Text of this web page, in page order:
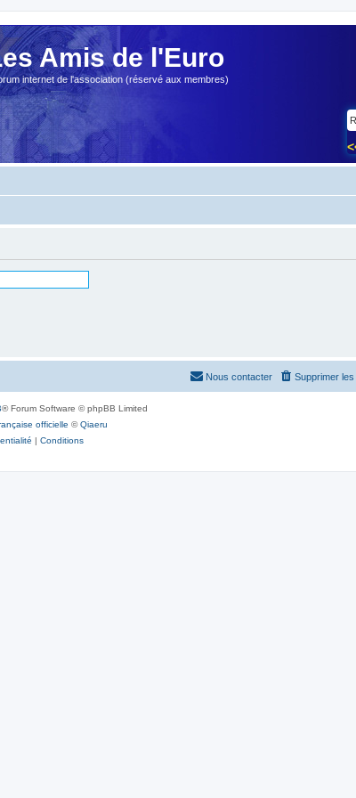
Amis de l'Euro
internet de l'association (réservé aux membres)
Supprimer
Nous contacter
® Forum Software © phpBB Limited
officielle ©Qiaeru
| Conditions